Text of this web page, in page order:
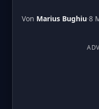
Von Marius Bughiu·8